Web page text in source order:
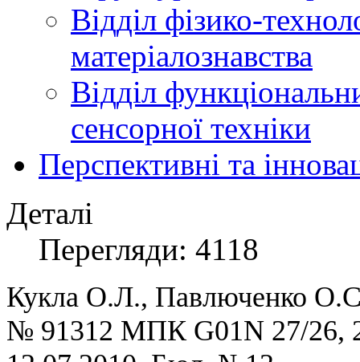
Відділ фізико-
матеріалознавства
Відділ
сенсорної техніки
Перспективні та
Деталі
Перегляди: 4118
Кукла О.Л., Павлюченко
№ 91312 МПК G01N 27/26,